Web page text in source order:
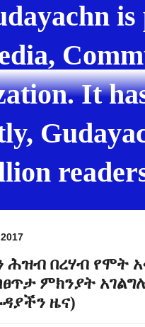
is
It
በረሃብ የሞት
ምክንያት
ዜና)